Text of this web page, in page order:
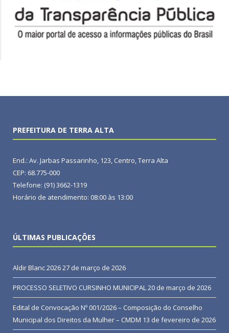
PREFEITURA DE TERRA ALTA
End.: Av. Jarbas Passarinho, 123, Centro, Terra Alta
CEP: 68.775-000
Telefone: (91) 3662-1319
Horário de atendimento: 08:00 às 13:00
ÚLTIMAS PUBLICAÇÕES
Aldir Blanc 202627 de março de 2026
PROCESSO SELETIVO CURSINHO MUNICIPAL20 de março de 2026
Edital de Convocação Nº 001/2026 – Composição do Conselho
Municipal dos Direitos da Mulher – CMDM 13 de fevereiro de 2026